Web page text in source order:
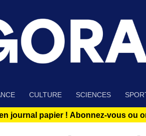
CULTURE SCIENCES
journal papier ! Abonnez-vous ou